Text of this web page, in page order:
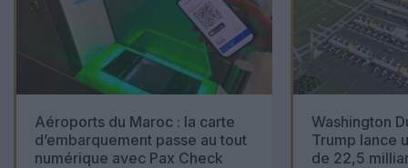
Aéroports du Maroc : la carte
d’embarquement passe au tout
numérique avec Pax Check
Washington
Trump lance
de 22,5